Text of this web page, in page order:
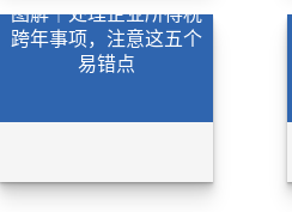
图解｜处理企业所得税
跨年事项，注意这五个
易错点